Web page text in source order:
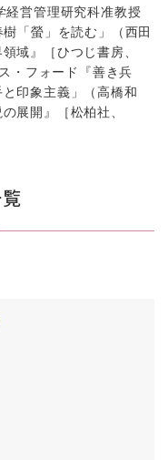
経営管理研究科准教授
「螢」を読む」（西田
域』［ひつじ書房、
・フォード『善き兵
印象主義」（高橋和
展開』［松柏社、